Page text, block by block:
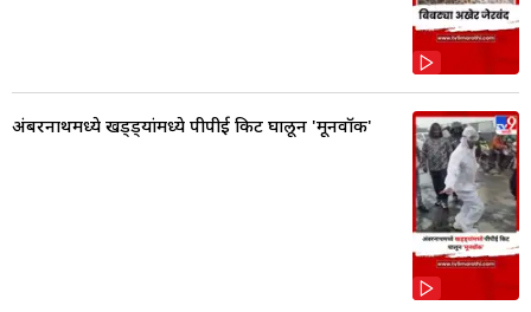
अंबरनाथमध्ये खड्ड्यांमध्ये पीपीई किट घालून 'मूनवॉक'